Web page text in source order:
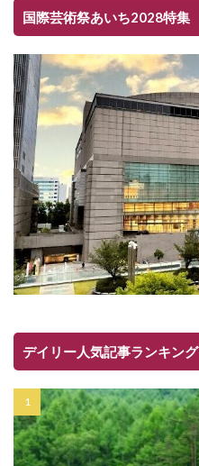
国際芸術祭あいち2028特集
デイリー人気記事ランキング